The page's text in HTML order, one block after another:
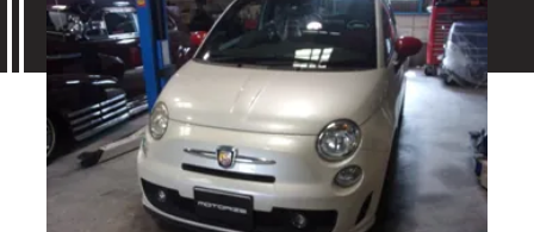
中古車販売・在庫車情報
車検・整備・修理のご依頼
中古車探しのご依頼/その他
058-247-7733
タップで電話がかかります
お問い合わせ総合
058-247-8001
タップで電話がかかります